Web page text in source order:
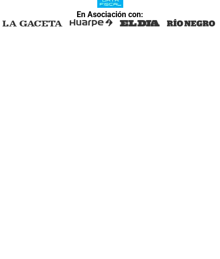
En Asociación con: